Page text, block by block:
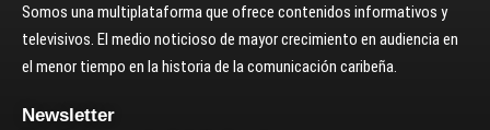
Somos una multiplataforma que ofrece contenidos informativos y
televisivos. El medio noticioso de mayor crecimiento en audiencia en
el menor tiempo en la historia de la comunicación caribeña.
Newsletter